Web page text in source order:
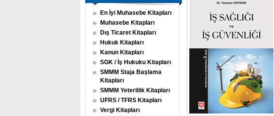
En İyi Muhasebe Kitapları
Muhasebe Kitapları
Dış Ticaret Kitapları
Hukuk Kitapları
Kanun Kitapları
SGK / İş Hukuku Kitapları
SMMM Staja Başlama
Kitapları
SMMM Yeterlilik Kitapları
UFRS / TFRS Kitapları
Vergi Kitapları